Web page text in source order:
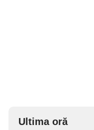
Ultima oră